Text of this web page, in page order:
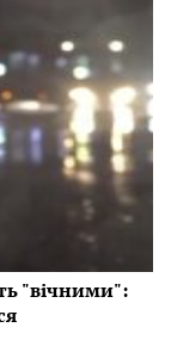
"вічними":